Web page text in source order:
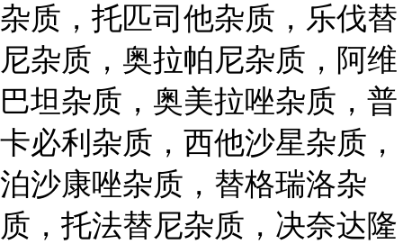
杂质，托匹司他杂质，乐伐替
尼杂质，奥拉帕尼杂质，阿维
巴坦杂质，奥美拉唑杂质，普
卡必利杂质，西他沙星杂质，
泊沙康唑杂质，替格瑞洛杂
质，托法替尼杂质，决奈达隆